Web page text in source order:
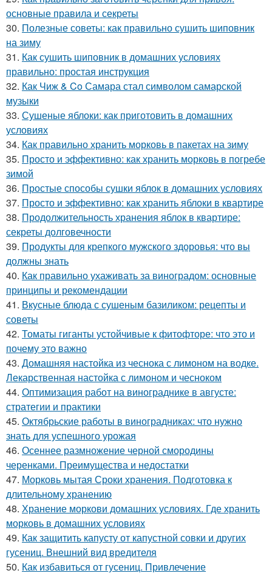
основные правила и секреты
30. Полезные советы: как правильно сушить шиповник
на зиму
31. Как сушить шиповник в домашних условиях
правильно: простая инструкция
32. Как Чиж & Co Самара стал символом самарской
музыки
33. Сушеные яблоки: как приготовить в домашних
условиях
34. Как правильно хранить морковь в пакетах на зиму
35. Просто и эффективно: как хранить морковь в погребе
зимой
36. Простые способы сушки яблок в домашних условиях
37. Просто и эффективно: как хранить яблоки в квартире
38. Продолжительность хранения яблок в квартире:
секреты долговечности
39. Продукты для крепкого мужского здоровья: что вы
должны знать
40. Как правильно ухаживать за виноградом: основные
принципы и рекомендации
41. Вкусные блюда с сушеным базиликом: рецепты и
советы
42. Томаты гиганты устойчивые к фитофторе: что это и
почему это важно
43. Домашняя настойка из чеснока с лимоном на водке.
Лекарственная настойка с лимоном и чесноком
44. Оптимизация работ на винограднике в августе:
стратегии и практики
45. Октябрьские работы в виноградниках: что нужно
знать для успешного урожая
46. Осеннее размножение черной смородины
черенками. Преимущества и недостатки
47. Морковь мытая Сроки хранения. Подготовка к
длительному хранению
48. Хранение моркови домашних условиях. Где хранить
морковь в домашних условиях
49. Как защитить капусту от капустной совки и других
гусениц. Внешний вид вредителя
50. Как избавиться от гусениц. Привлечение